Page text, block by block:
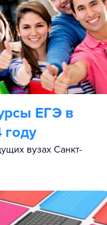
ЕГЭ в
году
вузах Санкт-